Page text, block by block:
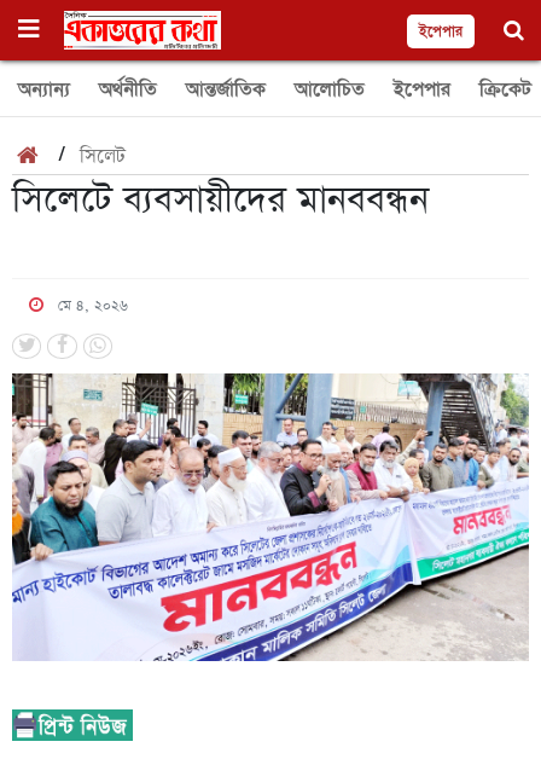
ইপেপার
অন্যান্য অর্থনীতি আন্তর্জাতিক আলোচিত ইপেপার ক্রিকেট
/সিলেট
সিলেটে ব্যবসায়ীদের মানববন্ধন
মে ৪, ২০২৬